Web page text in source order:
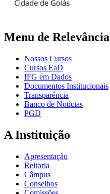
Menu de Relevância
Nossos Cursos
Cursos EaD
IFG em Dados
Documentos Institucionais
Transparência
Banco de Notícias
PGD
A Instituição
Apresentação
Reitoria
Câmpus
Conselhos